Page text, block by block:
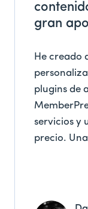
gran
He creado
plugins de
servicios y
precio.